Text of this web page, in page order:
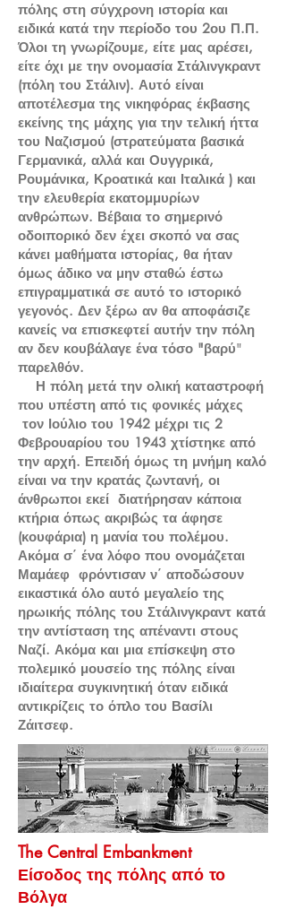
πόλης στη σύγχρονη ιστορία και
ειδικά κατά την περίοδο του 2ου Π.Π.
Όλοι τη γνωρίζουμε, είτε μας αρέσει,
είτε όχι με την ονομασία Στάλινγκραντ
(πόλη του Στάλιν). Αυτό είναι
αποτέλεσμα της νικηφόρας έκβασης
εκείνης της μάχης για την τελική ήττα
του Ναζισμού (στρατεύματα βασικά
Γερμανικά, αλλά και Ουγγρικά,
Ρουμάνικα, Κροατικά και Ιταλικά ) και
την ελευθερία εκατομμυρίων
ανθρώπων. Βέβαια το σημερινό
οδοιπορικό δεν έχει σκοπό να σας
κάνει μαθήματα ιστορίας, θα ήταν
όμως άδικο να μην σταθώ έστω
επιγραμματικά σε αυτό το ιστορικό
γεγονός. Δεν ξέρω αν θα αποφάσιζε
κανείς να επισκεφτεί αυτήν την πόλη
αν δεν κουβάλαγε ένα τόσο "βαρύ"
παρελθόν.
Η πόλη μετά την ολική καταστροφή
που υπέστη από τις φονικές μάχες
τον Ιούλιο του 1942 μέχρι τις 2
Φεβρουαρίου του 1943 χτίστηκε από
την αρχή. Επειδή όμως τη μνήμη καλό
είναι να την κρατάς ζωντανή, οι
άνθρωποι εκεί διατήρησαν κάποια
κτήρια όπως ακριβώς τα άφησε
(κουφάρια) η μανία του πολέμου.
Ακόμα σ΄ ένα λόφο που ονομάζεται
Μαμάεφ φρόντισαν ν΄ αποδώσουν
εικαστικά όλο αυτό μεγαλείο της
ηρωικής πόλης του Στάλινγκραντ κατά
την αντίσταση της απέναντι στους
Ναζί. Ακόμα και μια επίσκεψη στο
πολεμικό μουσείο της πόλης είναι
ιδιαίτερα συγκινητική όταν ειδικά
αντικρίζεις το όπλο του Βασίλι
Ζάιτσεφ.
The Central Embankment
Είσοδος της πόλης από το
Βόλγα